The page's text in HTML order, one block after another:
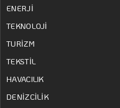
ENERJİ
TEKNOLOJİ
TURİZM
TEKSTİL
HAVACILIK
DENİZCİLİK